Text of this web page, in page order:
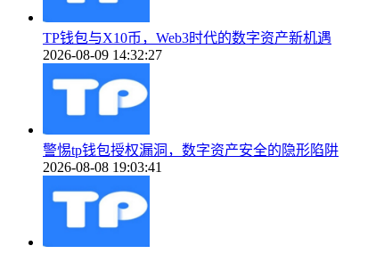
TP钱包与X10币，Web3时代的数字资产新机遇
2026-08-09 14:32:27
警惕tp钱包授权漏洞，数字资产安全的隐形陷阱
2026-08-08 19:03:41